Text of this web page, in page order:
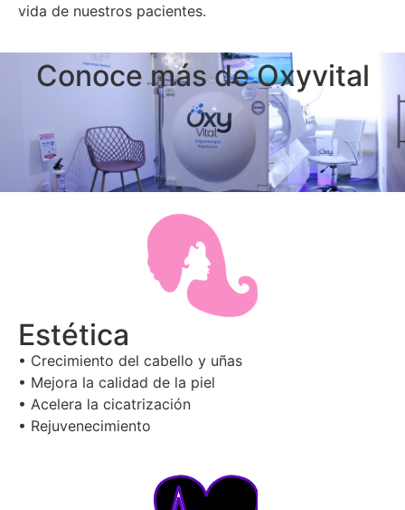
vida de nuestros pacientes.
Conoce más de Oxyvital
Estética
• Crecimiento del cabello y uñas
• Mejora la calidad de la piel
• Acelera la cicatrización
• Rejuvenecimiento